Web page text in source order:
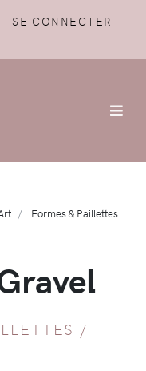
SE CONNECTER
Formes & Paillettes
/